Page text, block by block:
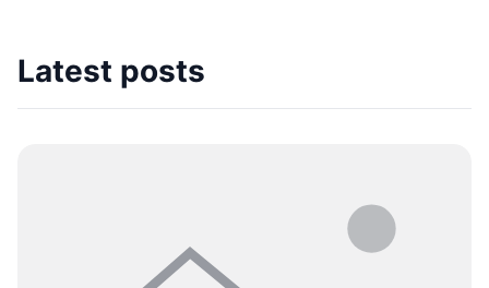
Latest posts